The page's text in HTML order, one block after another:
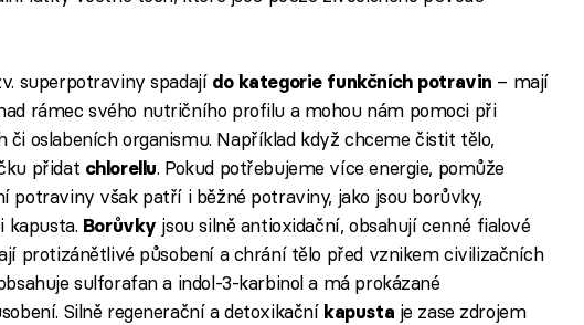
superpotraviny spadají do kategorie funkčních potravin – mají
rámec svého nutričního profilu a mohou nám pomoci při
či oslabeních organismu. Například když chceme čistit tělo,
přidat chlorellu. Pokud potřebujeme více energie, pomůže
potraviny však patří i běžné potraviny, jako jsou borůvky,
kapusta. Borůvky jsou silně antioxidační, obsahují cenné fialové
protizánětlivé působení a chrání tělo před vznikem civilizačních
sulforafan a indol-3-karbinol a má prokázané
Silně regenerační a detoxikační kapusta je zase zdrojem